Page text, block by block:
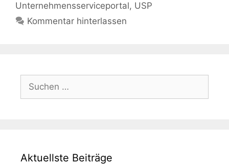
Unternehmensserviceportal, USP
Kommentar hinterlassen
Suchen
nach:
Aktuellste Beiträge